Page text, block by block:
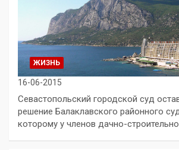
ЖИЗНЬ
16-06-2015
Севастопольский городской суд
решение Балаклавского районного
которому у членов дачно-